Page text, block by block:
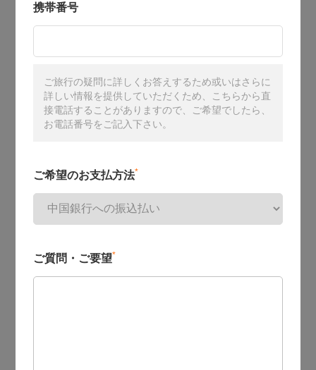
携帯番号
ご旅行の疑問に詳しくお答えするため或いはさらに
詳しい情報を提供していただくため、こちらから直
接電話することがありますので、ご希望でしたら、
お電話番号をご記入下さい。
ご希望のお支払方法*
ご質問・ご要望*